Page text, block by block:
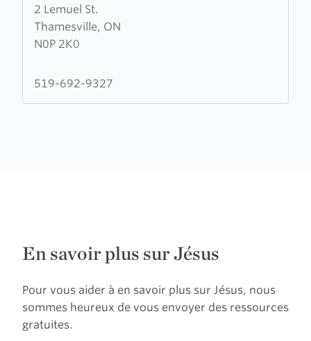
2 Lemuel St.
Thamesville, ON
N0P 2K0
about
LifeBridge
Family
519-692-9327
En savoir plus sur Jésus
Pour vous aider à en savoir plus sur Jésus, nous
sommes heureux de vous envoyer des ressources
gratuites.